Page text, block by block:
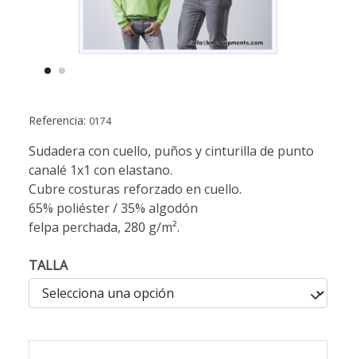
Referencia: 0174
Sudadera con cuello, puños y cinturilla de punto
canalé 1x1 con elastano.
Cubre costuras reforzado en cuello.
65% poliéster / 35% algodón
felpa perchada, 280 g/m².
TALLA